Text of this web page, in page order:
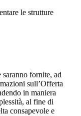
le strutture
saranno fornite, ad
sull’Offerta
in maniera
al fine di
consapevole e